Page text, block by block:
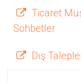
Ticaret
Sohbetler
Dış